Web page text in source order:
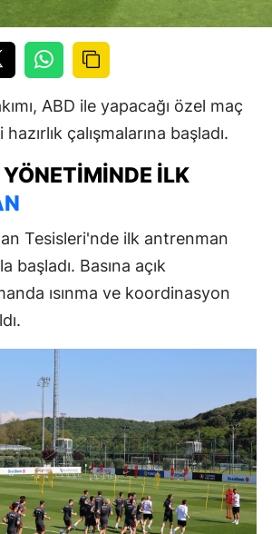
ABD ile yapacağı özel maç
çalışmalarına başladı.
İLK
Tesisleri'nde ilk antrenman
başladı. Basına açık
ısınma ve koordinasyon